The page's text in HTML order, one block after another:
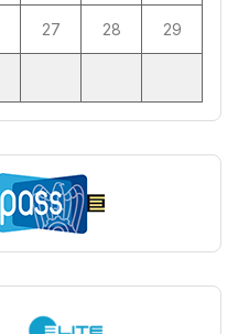
27 28 29